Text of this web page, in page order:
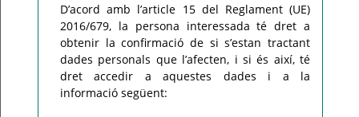
D’acord amb l’article 15 del Reglament (UE)
2016/679, la persona interessada té dret a
obtenir la confirmació de si s’estan tractant
dades personals que l’afecten, i si és així, té
dret accedir a aquestes dades i a la
informació següent: